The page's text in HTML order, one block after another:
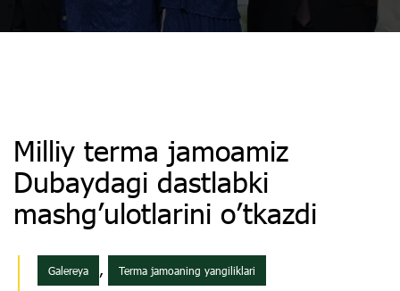
Milliy terma jamoamiz
Dubaydagi dastlabki
mashg’ulotlarini o’tkazdi
Galereya , Terma jamoaning yangiliklari